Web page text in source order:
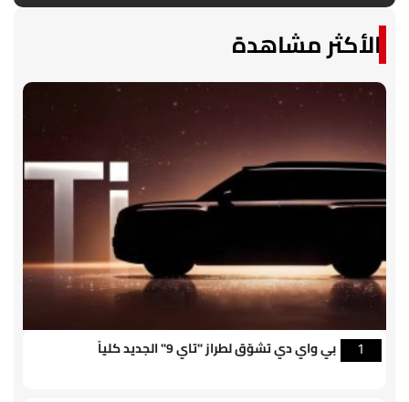
الأكثر مشاهدة
1 بي واي دي تشوّق لطراز "تاي 9" الجديد كلياً